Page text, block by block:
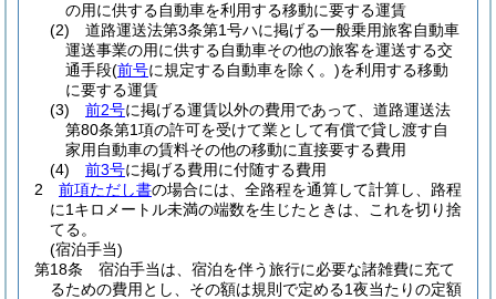
の用に供する自動車を利用する移動に要する運賃
(2)
道路運送法第3条第1号ハに掲げる一般乗用旅客自動車
運送事業の用に供する自動車その他の旅客を運送する交
通手段(前号に規定する自動車を除く。)を利用する移動
に要する運賃
(3)
前2号に掲げる運賃以外の費用であって、道路運送法
第80条第1項の許可を受けて業として有償で貸し渡す自
家用自動車の賃料その他の移動に直接要する費用
(4)
前3号に掲げる費用に付随する費用
2
前項ただし書の場合には、全路程を通算して計算し、路程
に1キロメートル未満の端数を生じたときは、これを切り捨
てる。
(宿泊手当)
第18条
宿泊手当は、宿泊を伴う旅行に必要な諸雑費に充て
るための費用とし、その額は規則で定める1夜当たりの定額